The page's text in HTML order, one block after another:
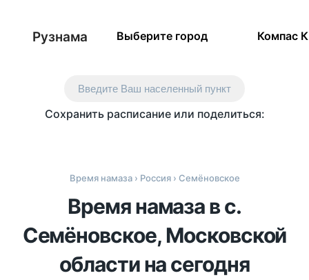
Рузнама Выберите город Компас
Введите Ваш населенный пункт
Сохранить расписание или поделиться:
Время намаза› Россия› Семёновское
Время намаза в с.
Семёновское, Московской
области на сегодня